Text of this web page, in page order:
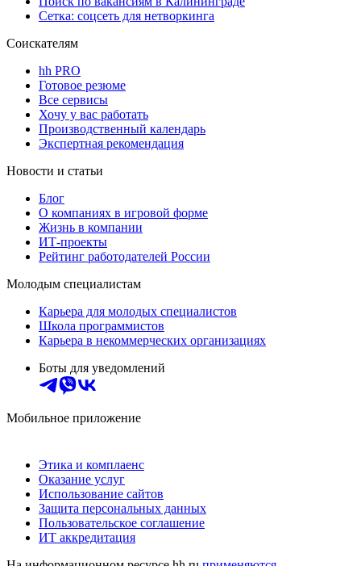
Сетка: соцсеть для нетворкинга
Соискателям
hh PRO
Готовое резюме
Все сервисы
Хочу у вас работать
Производственный календарь
Экспертная рекомендация
Новости и статьи
Блог
О компаниях в игровой форме
Жизнь в компании
ИТ-проекты
Рейтинг работодателей России
Молодым специалистам
Карьера для молодых специалистов
Школа программистов
Карьера в некоммерческих организациях
Боты для уведомлений
Мобильное приложение
Этика и комплаенс
Оказание услуг
Использование сайтов
Защита персональных данных
Пользовательское соглашение
ИТ аккредитация